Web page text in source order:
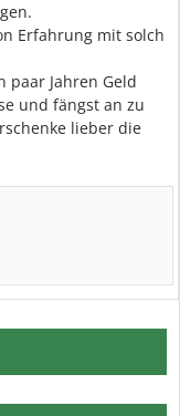
Erfahrung mit solch
paar Jahren Geld
und fängst an zu
lieber die